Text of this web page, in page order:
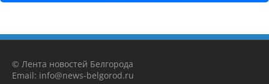
© Лента новостей Белгорода
Email: info@news-belgorod.ru